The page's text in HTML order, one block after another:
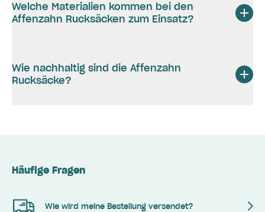
Welche Materialien kommen bei den
Affenzahn Rucksäcken zum Einsatz?
Wie nachhaltig sind die Affenzahn
Rucksäcke?
Häufige Fragen
Wie wird meine Bestellung versendet?